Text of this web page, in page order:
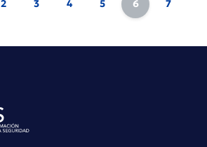
2 3 4 5 6 7